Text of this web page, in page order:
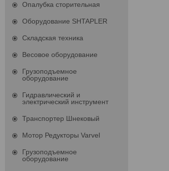
Опалубка сторительная
Оборудование SHTAPLER
Складская техника
Весовое оборудование
Грузоподъемное
оборудование
Гидравлический и
электрический инструмент
Транспортер Шнековый
Мотор Редукторы Varvel
Грузоподъемное
оборудование